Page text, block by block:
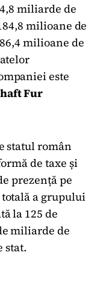
miliarde de
milioane de
milioane de
este
Fur
statul român
de taxe și
prezență pe
a grupului
la 125 de
miliarde de
stat.